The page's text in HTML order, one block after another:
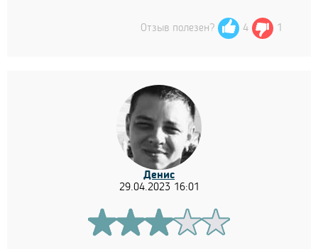
Отзыв полезен? 4 1
Денис
29.04.2023 16:01